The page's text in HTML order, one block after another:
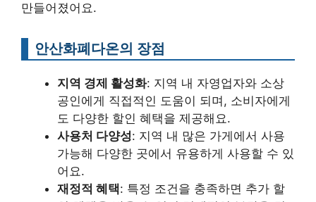
만들어졌어요.
안산화폐다온의 장점
지역 경제 활성화: 지역 내 자영업자와 소상
공인에게 직접적인 도움이 되며, 소비자에게
도 다양한 할인 혜택을 제공해요.
사용처 다양성: 지역 내 많은 가게에서 사용
가능해 다양한 곳에서 유용하게 사용할 수 있
어요.
재정적 혜택: 특정 조건을 충족하면 추가 할